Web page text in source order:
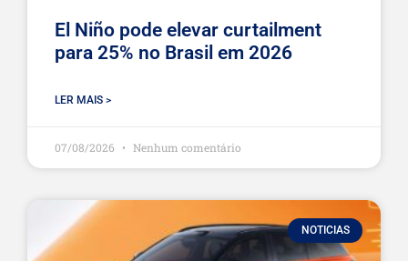
El Niño pode elevar curtailment
para 25% no Brasil em 2026
LER MAIS >
07/08/2026 Nenhum comentário
NOTICIAS